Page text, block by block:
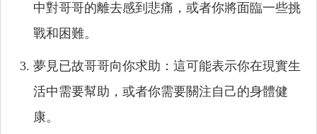
中對哥哥的離去感到悲痛，或者你將面臨一些挑
戰和困難。
夢見已故哥哥向你求助：這可能表示你在現實生
活中需要幫助，或者你需要關注自己的身體健
康。